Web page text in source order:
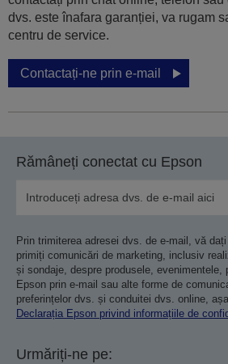
dvs. este înafara garanției, va rugam
centru de service.
Contactați-ne prin e-mail
Rămâneți conectat cu Epson
Prin trimiterea adresei dvs. de e-mail, vă
primiți comunicări de marketing, inclusiv
și sondaje, despre produsele, evenimentele,
Epson prin e-mail sau alte forme de
preferințelor dvs. și conduitei dvs. online,
Declarația Epson privind informațiile de
Urmăriți-ne pe: